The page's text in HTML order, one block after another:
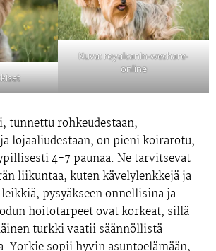
Kuva: royalcanin-weshare-
online
tunnettu rohkeudestaan,
lojaaliudestaan, on pieni koirarotu,
4-7 paunaa. Ne tarvitsevat
liikuntaa, kuten kävelylenkkejä ja
pysyäkseen onnellisina ja
hoitotarpeet ovat korkeat, sillä
turkki vaatii säännöllistä
Yorkie sopii hyvin asuntoelämään,